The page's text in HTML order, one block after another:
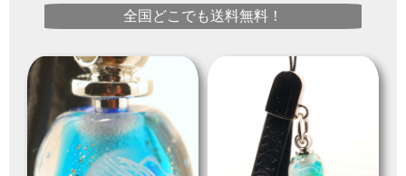
全国どこでも送料無料！